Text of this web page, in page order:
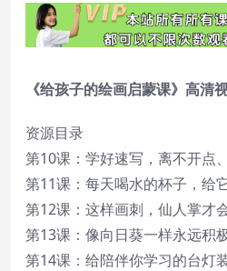
《给孩子的绘画启蒙课》高清
资源目录
第10课：学好速写，离不开点
第11课：每天喝水的杯子，给
第12课：这样画刺，仙人掌才
第13课：像向日葵一样永远积
第14课：给陪伴你学习的台灯